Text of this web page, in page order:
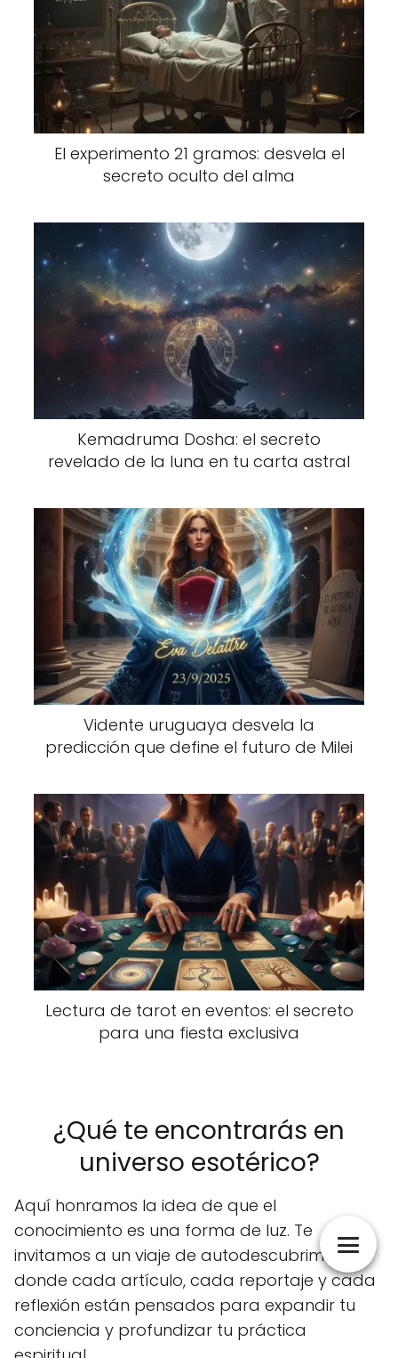
El experimento 21 gramos: desvela el
secreto oculto del alma
Kemadruma Dosha: el secreto
revelado de la luna en tu carta astral
Vidente uruguaya desvela la
predicción que define el futuro de Milei
Lectura de tarot en eventos: el secreto
para una fiesta exclusiva
¿Qué te encontrarás en
universo esotérico?
Aquí honramos la idea de que el
conocimiento es una forma de luz. Te
invitamos a un viaje de autodescubrimiento
donde cada artículo, cada reportaje y cada
reflexión están pensados para expandir tu
conciencia y profundizar tu práctica